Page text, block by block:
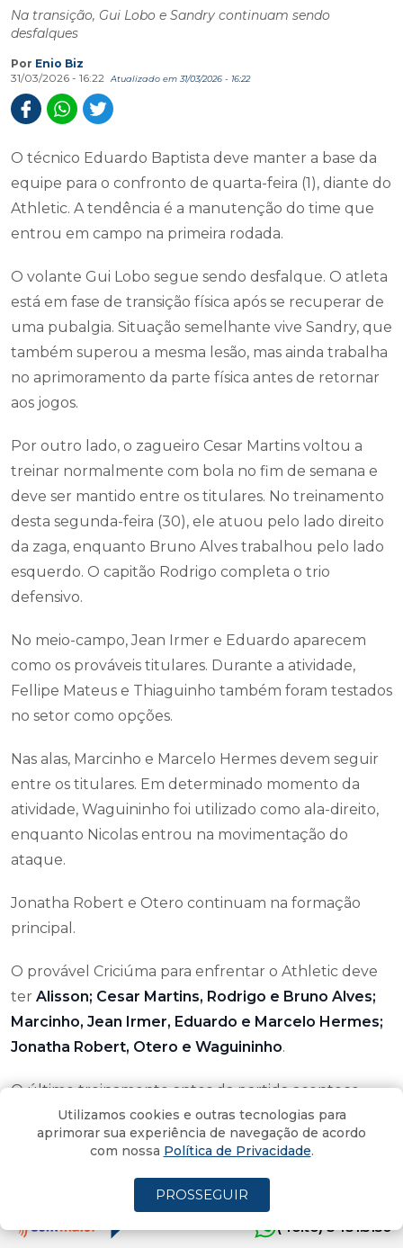
Na transição, Gui Lobo e Sandry continuam sendo
desfalques
Por Enio Biz
31/03/2026 - 16:22
Atualizado em 31/03/2026 - 16:22
O técnico Eduardo Baptista deve manter a base da
equipe para o confronto de quarta-feira (1), diante do
Athletic. A tendência é a manutenção do time que
entrou em campo na primeira rodada.
O volante Gui Lobo segue sendo desfalque. O atleta
está em fase de transição física após se recuperar de
uma pubalgia. Situação semelhante vive Sandry, que
também superou a mesma lesão, mas ainda trabalha
no aprimoramento da parte física antes de retornar
aos jogos.
Por outro lado, o zagueiro Cesar Martins voltou a
treinar normalmente com bola no fim de semana e
deve ser mantido entre os titulares. No treinamento
desta segunda-feira (30), ele atuou pelo lado direito
da zaga, enquanto Bruno Alves trabalhou pelo lado
esquerdo. O capitão Rodrigo completa o trio
defensivo.
No meio-campo, Jean Irmer e Eduardo aparecem
como os prováveis titulares. Durante a atividade,
Fellipe Mateus e Thiaguinho também foram testados
no setor como opções.
Nas alas, Marcinho e Marcelo Hermes devem seguir
entre os titulares. Em determinado momento da
atividade, Waguininho foi utilizado como ala-direito,
enquanto Nicolas entrou na movimentação do
ataque.
Jonatha Robert e Otero continuam na formação
principal.
O provável Criciúma para enfrentar o Athletic deve
ter Alisson; Cesar Martins, Rodrigo e Bruno Alves;
Marcinho, Jean Irmer, Eduardo e Marcelo Hermes;
Jonatha Robert, Otero e Waguininho.
O último treinamento antes da partida acontece
nesta terça-feira (31), às 16h, no CT Antenor Angeloni.
Criciúma e Athletic se enfrentam na quarta-feira, às
21h30, no Estádio Heriberto Hülse, em jogo válido
pela segunda rodada da Série B do Brasileiro.
(4oito) 3431.5150
Utilizamos cookies e outras tecnologias para
aprimorar sua experiência de navegação de acordo
com nossa Política de Privacidade.
PROSSEGUIR